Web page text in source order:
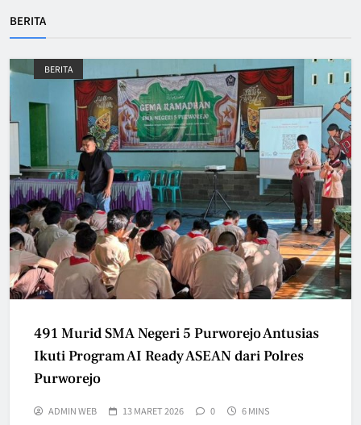
BERITA
BERITA
491 Murid SMA Negeri 5 Purworejo Antusias
Ikuti Program AI Ready ASEAN dari Polres
Purworejo
ADMIN WEB 13 MARET 2026 0 6 MINS